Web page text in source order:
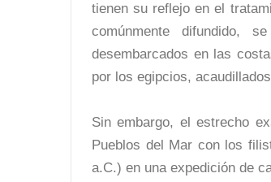
tienen su reflejo en el
comúnmente difundido,
desembarcados en las
por los egipcios,
Sin embargo, el estrecho
Pueblos del Mar con los
a.C.) en una expedición de